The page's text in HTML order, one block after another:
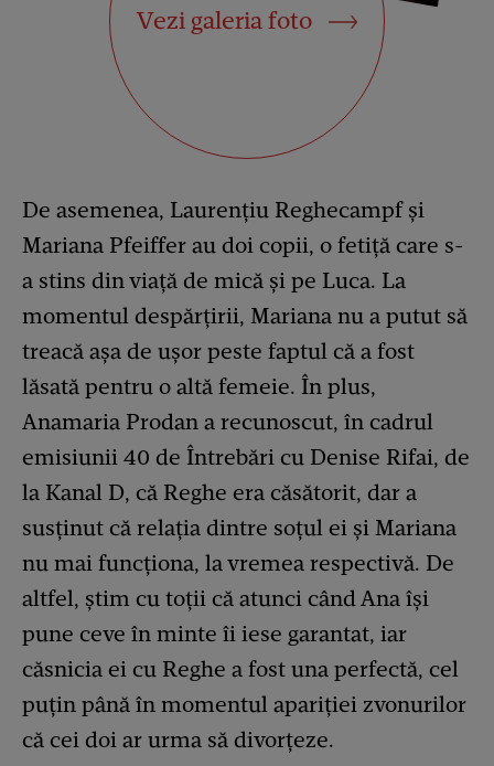
Vezi galeria foto
De asemenea, Laurențiu Reghecampf și
Mariana Pfeiffer au doi copii, o fetiță care s-
a stins din viață de mică și pe Luca. La
momentul despărțirii, Mariana nu a putut să
treacă așa de ușor peste faptul că a fost
lăsată pentru o altă femeie. În plus,
Anamaria Prodan a recunoscut, în cadrul
emisiunii 40 de Întrebări cu Denise Rifai, de
la Kanal D, că Reghe era căsătorit, dar a
susținut că relația dintre soțul ei și Mariana
nu mai funcționa, la vremea respectivă. De
altfel, știm cu toții că atunci când Ana își
pune ceve în minte îi iese garantat, iar
căsnicia ei cu Reghe a fost una perfectă, cel
puțin până în momentul apariției zvonurilor
că cei doi ar urma să divorțeze.